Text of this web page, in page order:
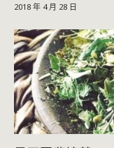
2018 年 4 月 28 日